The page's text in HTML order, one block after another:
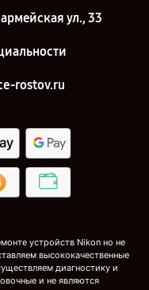
ул., 33
rostov.ru
устройств Nikon но не
высококачественные
диагностику и
и не являются